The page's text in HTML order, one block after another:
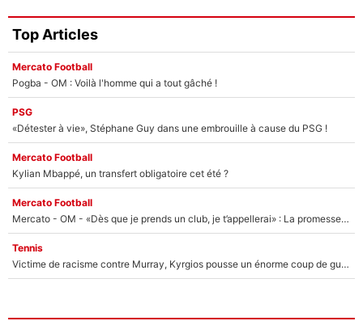
Top Articles
Mercato Football
Pogba - OM : Voilà l'homme qui a tout gâché !
PSG
«Détester à vie», Stéphane Guy dans une embrouille à cause du PSG !
Mercato Football
Kylian Mbappé, un transfert obligatoire cet été ?
Mercato Football
Mercato - OM - «Dès que je prends un club, je t’appellerai» : La promesse de Marcelino au moment de claquer la porte
Tennis
Victime de racisme contre Murray, Kyrgios pousse un énorme coup de gueule !